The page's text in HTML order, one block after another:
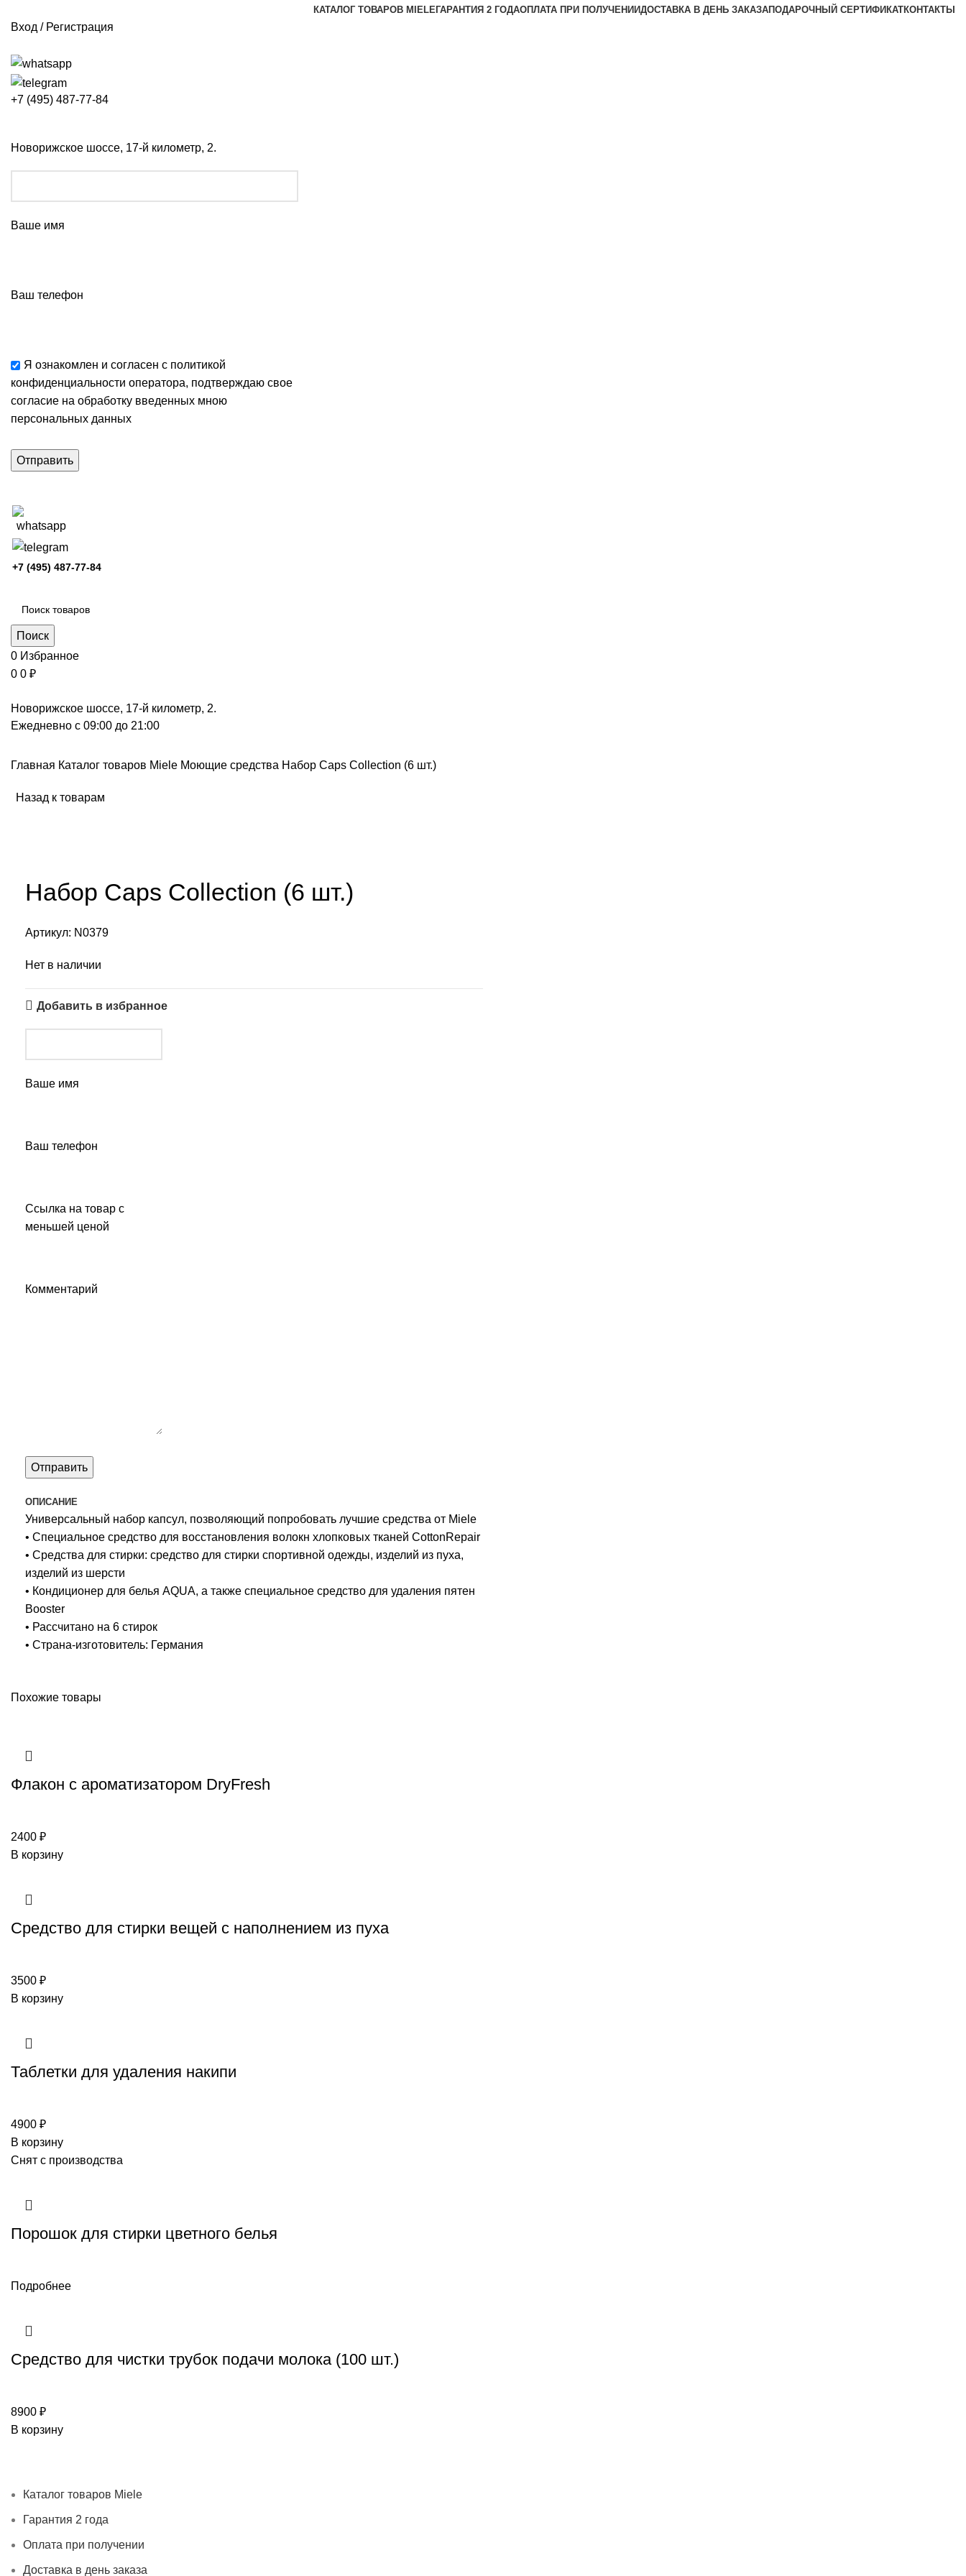
КАТАЛОГ ТОВАРОВ MIELEГАРАНТИЯ 2 ГОДАОПЛАТА ПРИ ПОЛУЧЕНИИДОСТАВКА В ДЕНЬ ЗАКАЗАПОДАРОЧНЫЙ СЕРТИФИКАТКОНТАКТЫ
Вход / Регистрация
+7 (495) 487-77-84
Новорижское шоссе, 17-й километр, 2.
Ваше имя
Ваш телефон
Я ознакомлен и согласен с политикой
конфиденциальности оператора, подтверждаю свое
согласие на обработку введенных мною
персональных данных
+7 (495) 487-77-84
Поиск
0 Избранное
0 0 ₽
Новорижское шоссе, 17-й километр, 2.
Ежедневно с 09:00 до 21:00
Главная Каталог товаров Miele Моющие средства Набор Caps Collection (6 шт.)
Назад к товарам
Набор Caps Collection (6 шт.)
Артикул: N0379
Нет в наличии
Добавить в избранное
Ваше имя
Ваш телефон
Ссылка на товар с
меньшей ценой
Комментарий
ОПИСАНИЕ
Универсальный набор капсул, позволяющий попробовать лучшие средства от Miele
• Специальное средство для восстановления волокн хлопковых тканей CottonRepair
• Средства для стирки: средство для стирки спортивной одежды, изделий из пуха,
изделий из шерсти
• Кондиционер для белья AQUA, а также специальное средство для удаления пятен
Booster
• Рассчитано на 6 стирок
• Страна-изготовитель: Германия
Похожие товары
Флакон с ароматизатором DryFresh
2400 ₽
В корзину
Средство для стирки вещей с наполнением из пуха
3500 ₽
В корзину
Таблетки для удаления накипи
4900 ₽
В корзину
Снят с производства
Порошок для стирки цветного белья
Подробнее
Средство для чистки трубок подачи молока (100 шт.)
8900 ₽
В корзину
Каталог товаров Miele
Гарантия 2 года
Оплата при получении
Доставка в день заказа